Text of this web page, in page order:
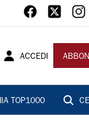
ACCEDI
TOP1000